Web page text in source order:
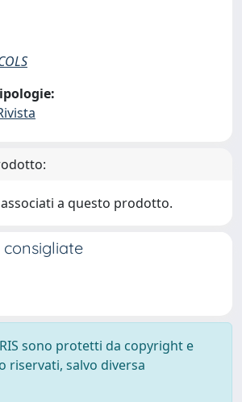
a questo prodotto.
consigliate
sono protetti da copyright e
riservati, salvo diversa